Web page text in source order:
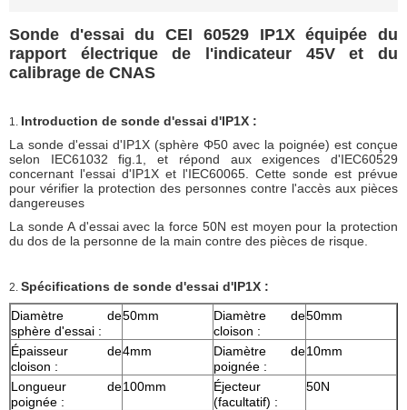
Sonde d'essai du CEI 60529 IP1X équipée du
rapport électrique de l'indicateur 45V et du
calibrage de CNAS
1. Introduction de sonde d'essai d'IP1X :
La sonde d'essai d'IP1X (sphère Φ50 avec la poignée) est conçue
selon IEC61032 fig.1, et répond aux exigences d'IEC60529
concernant l'essai d'IP1X et l'IEC60065. Cette sonde est prévue
pour vérifier la protection des personnes contre l'accès aux pièces
dangereuses
La sonde A d'essai avec la force 50N est moyen pour la protection
du dos de la personne de la main contre des pièces de risque.
2. Spécifications de sonde d'essai d'IP1X :
Diamètre de
sphère d'essai :
50mm
Diamètre de
cloison :
50mm
Épaisseur de
cloison :
4mm
Diamètre de
poignée :
10mm
Longueur de
poignée :
100mm
Éjecteur
(facultatif) :
50N